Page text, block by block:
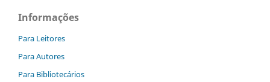
Informações
Para Leitores
Para Autores
Para Bibliotecários